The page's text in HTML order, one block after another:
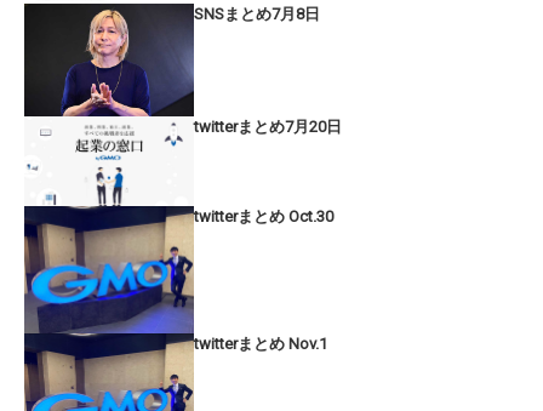
SNSまとめ7月8日
twitterまとめ7月20日
twitterまとめ Oct.30
twitterまとめ Nov.1